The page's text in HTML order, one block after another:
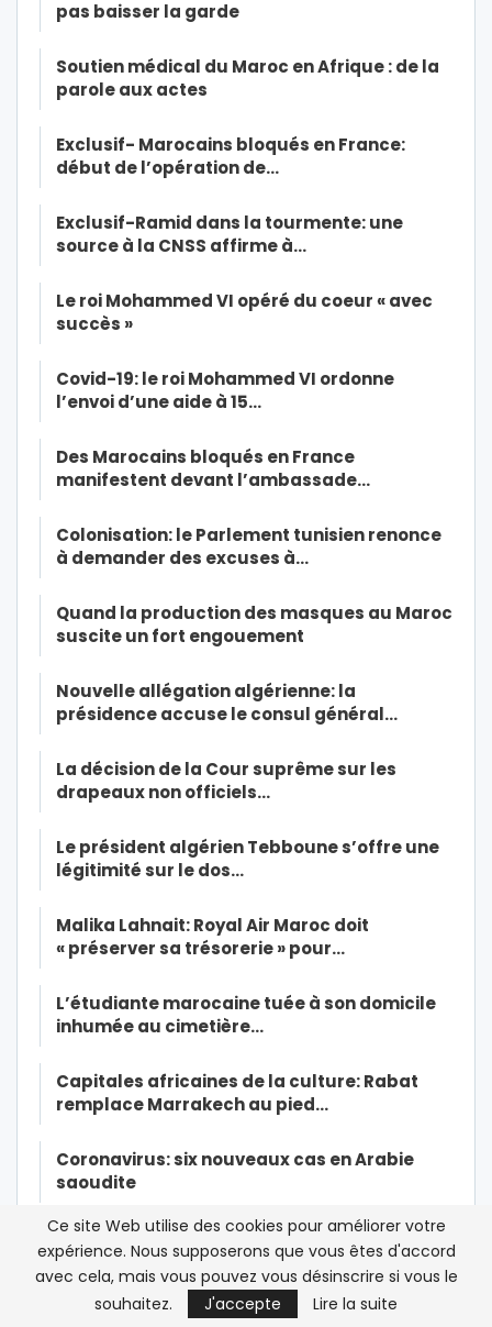
pas baisser la garde
Soutien médical du Maroc en Afrique : de la
parole aux actes
Exclusif- Marocains bloqués en France:
début de l’opération de…
Exclusif-Ramid dans la tourmente: une
source à la CNSS affirme à…
Le roi Mohammed VI opéré du coeur « avec
succès »
Covid-19: le roi Mohammed VI ordonne
l’envoi d’une aide à 15…
Des Marocains bloqués en France
manifestent devant l’ambassade…
Colonisation: le Parlement tunisien renonce
à demander des excuses à…
Quand la production des masques au Maroc
suscite un fort engouement
Nouvelle allégation algérienne: la
présidence accuse le consul général…
La décision de la Cour suprême sur les
drapeaux non officiels…
Le président algérien Tebboune s’offre une
légitimité sur le dos…
Malika Lahnait: Royal Air Maroc doit
« préserver sa trésorerie » pour…
L’étudiante marocaine tuée à son domicile
inhumée au cimetière…
Capitales africaines de la culture: Rabat
remplace Marrakech au pied…
Coronavirus: six nouveaux cas en Arabie
saoudite
France-Un cinquième cas suspect de
coronavirus identifié
Première transmission du nouveau
Ce site Web utilise des cookies pour améliorer votre
expérience. Nous supposerons que vous êtes d'accord
avec cela, mais vous pouvez vous désinscrire si vous le
souhaitez.
J'accepte Lire la suite